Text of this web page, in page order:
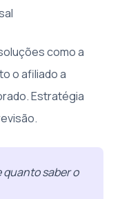
como a
o afiliado a
Estratégia
saber o